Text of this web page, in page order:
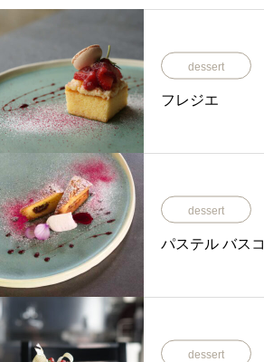
dessert
フレジエ
dessert
パステル バスコ
dessert